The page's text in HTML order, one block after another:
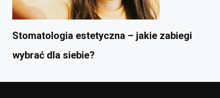
Stomatologia estetyczna – jakie zabiegi
wybrać dla siebie?